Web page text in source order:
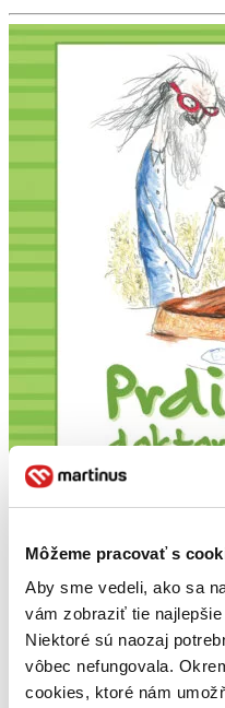
Môžeme pracovať s
Aby sme vedeli, ako sa
vám zobraziť tie
Niektoré sú naozaj
vôbec nefungovala.
cookies, ktoré nám
TOP #14
Prdiprášok doktora Proktora
Jo Nesbo
Doktor Proktor konečne
najznámejším vynálezcom
schopný vystreliť ľudí až do
mu môžu pomôcť konec&#